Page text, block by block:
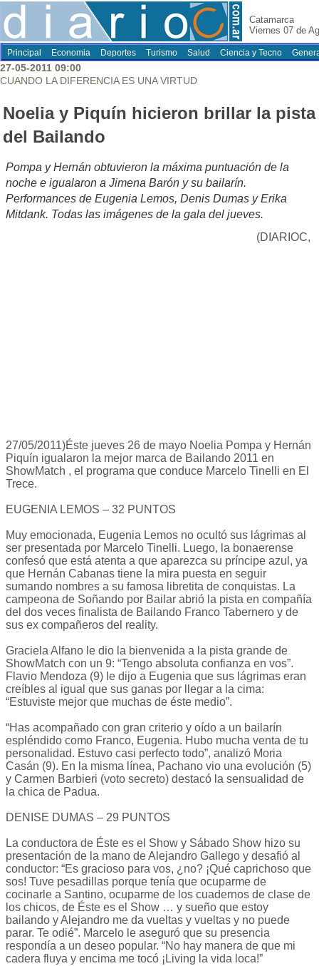
Catamarca
Viernes 07 de
Principal Economia Deportes Turismo Salud Ciencia y Tecno
27-05-2011 09:00
CUANDO LA DIFERENCIA ES UNA VIRTUD
Noelia y Piquín hicieron brillar la pista
del Bailando
Pompa y Hernán obtuvieron la máxima puntuación de la
noche e igualaron a Jimena Barón y su bailarín.
Performances de Eugenia Lemos, Denis Dumas y Erika
Mitdank. Todas las imágenes de la gala del jueves.
(DIARIOC,
27/05/2011)Éste jueves 26 de mayo Noelia Pompa y Hernán
Piquín igualaron la mejor marca de Bailando 2011 en
ShowMatch , el programa que conduce Marcelo Tinelli en El
Trece.
EUGENIA LEMOS – 32 PUNTOS
Muy emocionada, Eugenia Lemos no ocultó sus lágrimas al
ser presentada por Marcelo Tinelli. Luego, la bonaerense
confesó que está atenta a que aparezca su príncipe azul, ya
que Hernán Cabanas tiene la mira puesta en seguir
sumando nombres a su famosa libretita de conquistas. La
campeona de Soñando por Bailar abrió la pista en compañía
del dos veces finalista de Bailando Franco Tabernero y de
sus ex compañeros del reality.
Graciela Alfano le dio la bienvenida a la pista grande de
ShowMatch con un 9: “Tengo absoluta confianza en vos”.
Flavio Mendoza (9) le dijo a Eugenia que sus lágrimas eran
creíbles al igual que sus ganas por llegar a la cima:
“Estuviste mejor que muchas de éste medio”.
“Has acompañado con gran criterio y oído a un bailarín
espléndido como Franco, Eugenia. Hubo mucha venta de tu
personalidad. Estuvo casi perfecto todo”, analizó Moria
Casán (9). En la misma línea, Pachano vio una evolución (5)
y Carmen Barbieri (voto secreto) destacó la sensualidad de
la chica de Padua.
DENISE DUMAS – 29 PUNTOS
La conductora de Éste es el Show y Sábado Show hizo su
presentación de la mano de Alejandro Gallego y desafió al
conductor: “Es gracioso para vos, ¿no? ¡Qué caprichoso que
sos! Tuve pesadillas porque tenía que ocuparme de
cocinarle a Santino, ocuparme de los cuadernos de clase de
los chicos, de Éste es el Show … y sueño que estoy
bailando y Alejandro me da vueltas y vueltas y no puede
parar. Te odié”. Marcelo le aseguró que su presencia
respondía a un deseo popular. “No hay manera de que mi
cadera fluya y encima me tocó ¡Living la vida loca!”